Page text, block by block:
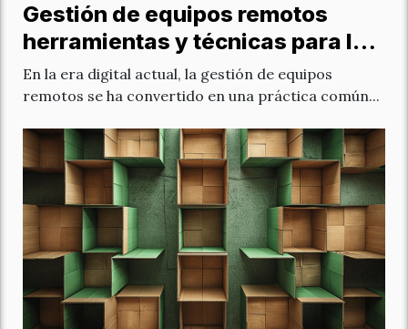
Gestión de equipos remotos
herramientas y técnicas para la
eficiencia
En la era digital actual, la gestión de equipos
remotos se ha convertido en una práctica común...